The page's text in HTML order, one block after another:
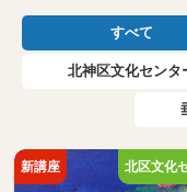
すべて
北神区文化センタ